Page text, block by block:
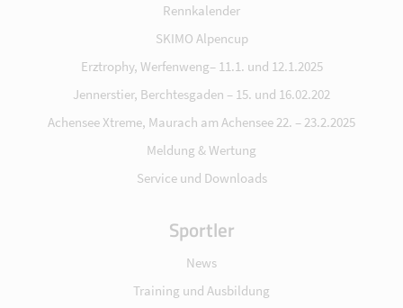
Rennkalender
SKIMO Alpencup
Erztrophy, Werfenweng– 11.1. und 12.1.2025
Jennerstier, Berchtesgaden – 15. und 16.02.202
Achensee Xtreme, Maurach am Achensee 22. – 23.2.2025
Meldung & Wertung
Service und Downloads
Sportler
News
Training und Ausbildung